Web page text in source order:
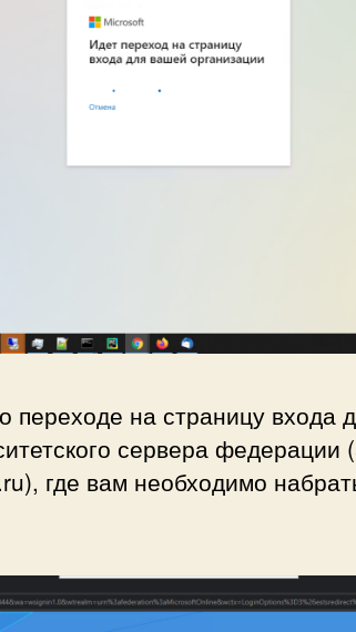
переходе на страницу входа
сервера федерации
где вам необходимо